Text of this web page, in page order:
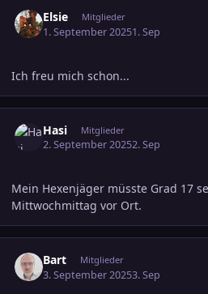
Elsie Mitglieder
1. September 20251. Sep
Ich freu mich schon...
Hasi Mitglieder
2. September 20252. Sep
Mein Hexenjäger müsste Grad 17
Mittwochmittag vor Ort.
Bart Mitglieder
3. September 20253. Sep